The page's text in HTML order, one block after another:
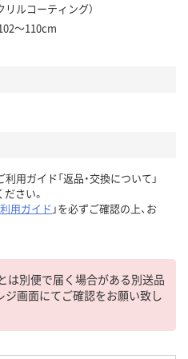
リルコーティング）
～110cm
用ガイド「返品・交換について」
さい。
用ガイド 」を必ずご確認の上、お
は別便で届く場合がある別送品
ジ画面にてご確認をお願い致し